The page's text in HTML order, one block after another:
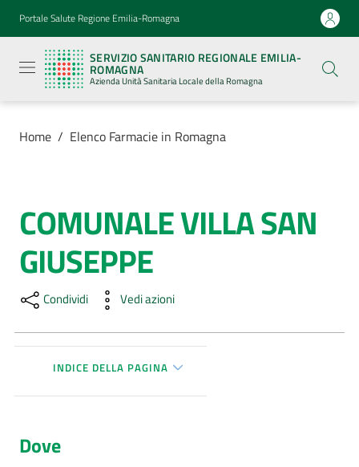
Vai al contenuto
Vai alla navigazione
Vai al footer
Portale Salute Regione Emilia-Romagna
SERVIZIO SANITARIO REGIONALE EMILIA-
ROMAGNA
Azienda Unità Sanitaria Locale della Romagna
Sanitario
Regionale
Emilia-
Romagna
Azienda
Sanitaria
Locale della
Azienda
Servizi
Luoghi
di
cura
AUSL
Home / Elenco Farmacie in Romagna
Salta al contenuto
COMUNALE VILLA SAN
GIUSEPPE
Condividi Vedi azioni
INDICE DELLA PAGINA
Dove